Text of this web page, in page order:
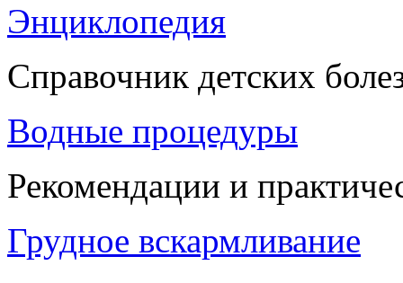
Энциклопедия
Справочник детских
Водные процедуры
Рекомендации и
Грудное вскармливание